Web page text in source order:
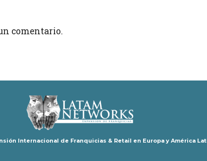
comentario.
Internacional de Franquicias & Retail en Europa y América